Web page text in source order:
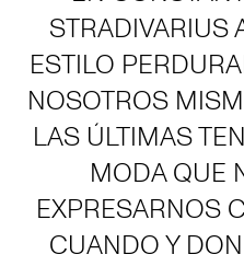
STRADIVARIUS
ESTILO
NOSOTROS
LAS ÚLTIMAS
MODA QUE
EXPRESARNOS
CUANDO Y